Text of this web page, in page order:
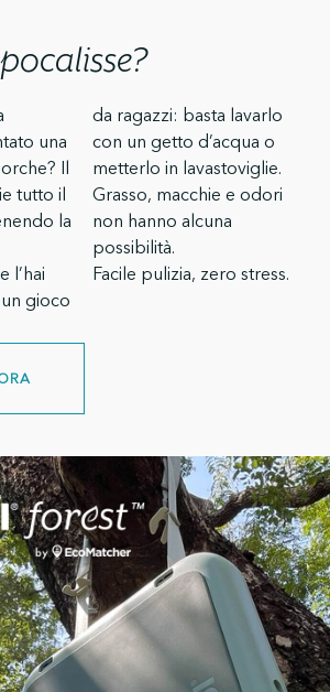
una
Il
tutto il
la
l’hai
gioco
o
e odori
possibilità.
Facile pulizia, zero stress.